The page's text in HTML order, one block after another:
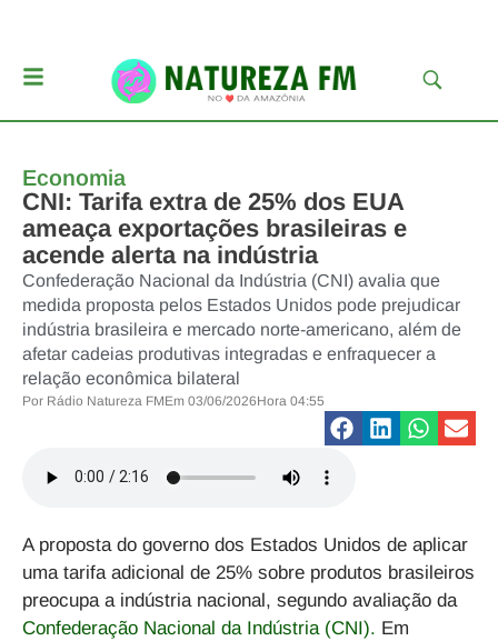
Economia
CNI: Tarifa extra de 25% dos EUA
ameaça exportações brasileiras e
acende alerta na indústria
Confederação Nacional da Indústria (CNI) avalia que
medida proposta pelos Estados Unidos pode prejudicar
indústria brasileira e mercado norte-americano, além de
afetar cadeias produtivas integradas e enfraquecer a
relação econômica bilateral
Por Rádio Natureza FMEm 03/06/2026Hora 04:55
A proposta do governo dos Estados Unidos de aplicar
umatarifa adicional de 25% sobre produtos brasileiros
preocupa a indústria nacional, segundo avaliação da
Confederação Nacional da Indústria (CNI). Em